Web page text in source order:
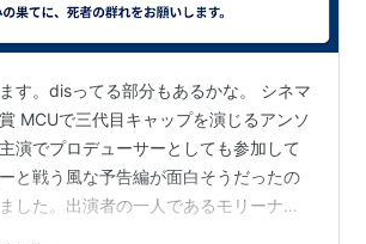
す。disってる部分もあるかな。 シネマ
MCUで三代目キャップを演じるアンソ
演でプロデューサーとしても参加して
と戦う風な予告編が面白そうだったの
した。出演者の一人であるモリーナ・